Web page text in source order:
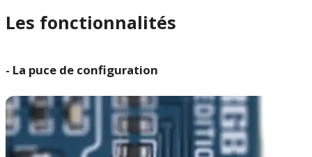
Les fonctionnalités
- La puce de configuration